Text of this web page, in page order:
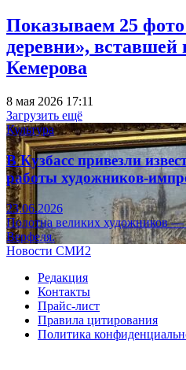
Показываем 25
деревни», вставшей
Кемерова
8 мая 2026 17:11
Загрузить ещё
Культура
В Кузбасс привезли
работы художников-
23.06.2026
Полотна великих художников
Верфеля.
Новости СМИ2
Редакция
Контакты
Прайс-лист
Правила цитирования
Политика